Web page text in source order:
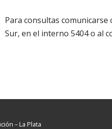
Para consultas comunicarse
Sur, en el interno 5404 o al
– La Plata